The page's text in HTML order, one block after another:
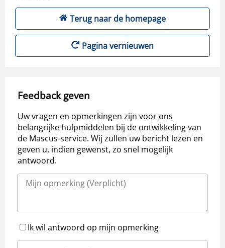
Terug naar de homepage
Pagina vernieuwen
Feedback geven
Uw vragen en opmerkingen zijn voor ons
belangrijke hulpmiddelen bij de ontwikkeling van
de Mascus-service. Wij zullen uw bericht lezen en
geven u, indien gewenst, zo snel mogelijk
antwoord.
Ik wil antwoord op mijn opmerking